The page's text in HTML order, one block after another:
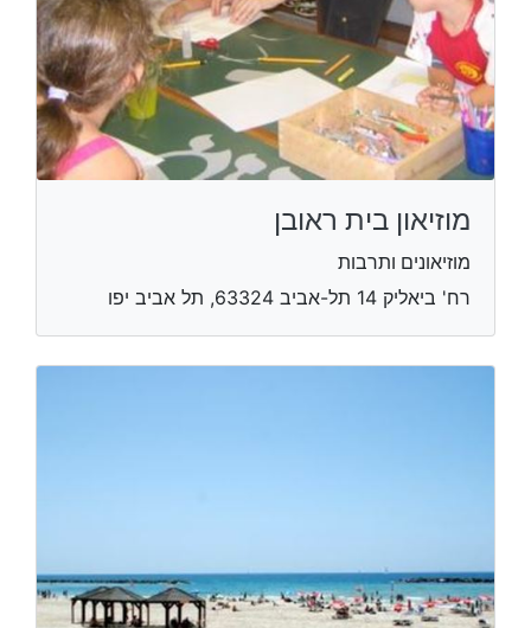
מוזיאון בית ראובן
מוזיאונים ותרבות
רח' ביאליק 14 תל-אביב 63324, תל אביב יפו